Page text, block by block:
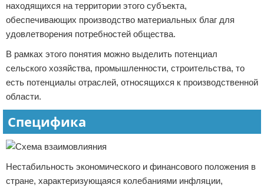
находящихся на территории этого субъекта,
обеспечивающих производство материальных благ для
удовлетворения потребностей общества.
В рамках этого понятия можно выделить потенциал
сельского хозяйства, промышленности, строительства, то
есть потенциалы отраслей, относящихся к производственной
области.
Специфика
Нестабильность экономического и финансового положения в
стране, характеризующаяся колебаниями инфляции,